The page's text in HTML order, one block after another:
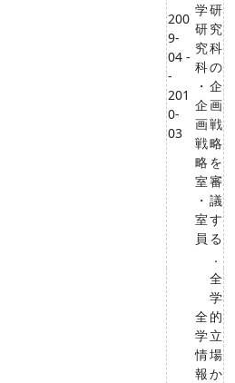
200
9-
04 -
-
201
0-
03
学
研
究
科
・
企
画
戦
略
室
・
室
員
研
究
科
の
企
画
戦
略
を
審
議
す
る
．
全
学
情
報
全
学
的
立
場
か